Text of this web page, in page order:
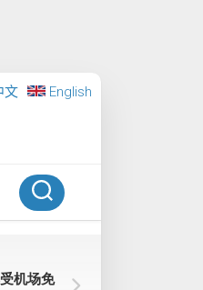
文 English
机场免